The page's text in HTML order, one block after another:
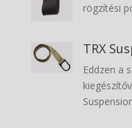
rögzítési
TRX
Eddzen a